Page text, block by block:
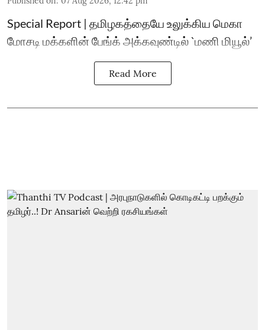
Special Report | தமிழகத்தையே உலுக்கிய மெகா
மோசடி மக்களின் பேங்க் அக்கவுண்டில் `மணி மியூல்’
Read More